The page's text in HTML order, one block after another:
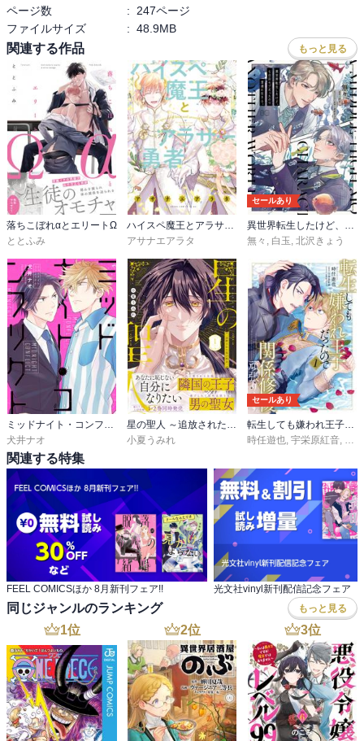
ページ数
:
247ページ
ファイルサイズ
: 48.9MB
関連する作品 もっと見る
落ちこぼれαとエリートΩ
ととふみ
ハイスペ魔王とアラサー勇者
アサナエアラタ
セールあり
異世界転生したけど、七合目モブだったので普通に生きる。
無々 , 白玉 , 北沢きょう
犬井ナオ
小夏うみれ
セールあり
時任遊也 宇栄原紅音
関連する特集
FEEL COMICSほか 8月新刊フェア!! 光文社vinyl新刊配信記念フェア
同じジャンルのランキング もっと見る
1位 2位 3位